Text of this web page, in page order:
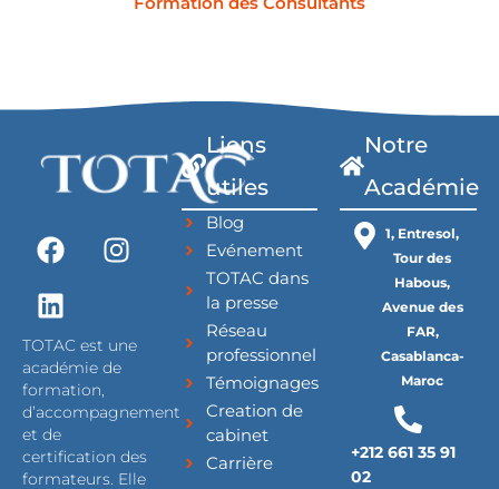
F
a
c
e
b
o
o
k
I
n
a
g
r
a
m
L
i
n
k
e
d
i
n
TOTAC est une
académie de
formation,
d’accompagnement
et de
certification des
formateurs. Elle
Liens
utiles
Blog
Evénement
TOTAC dans
la presse
Réseau
professionnel
Témoignages
Creation de
cabinet
Carrière
Notre
Académie
1, Entresol,
Tour des
Habous,
Avenue des
FAR,
Casablanca-
Maroc
+212 661 35 91
02